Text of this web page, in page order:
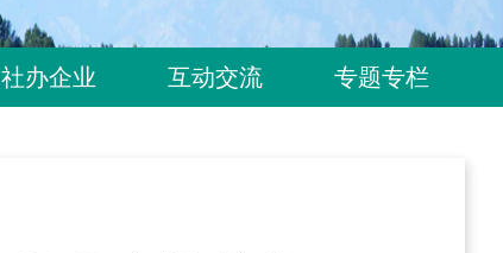
社办企业 互动交流 专题专栏